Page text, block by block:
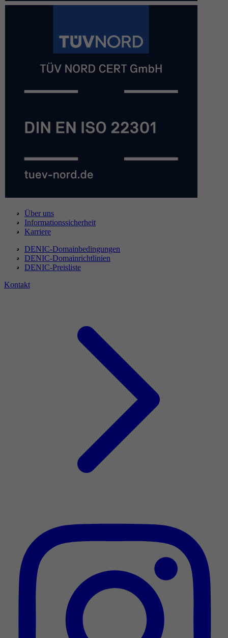
Über uns
Informationssicherheit
Karriere
DENIC-Domainbedingungen
DENIC-Domainrichtlinien
DENIC-Preisliste
Kontakt